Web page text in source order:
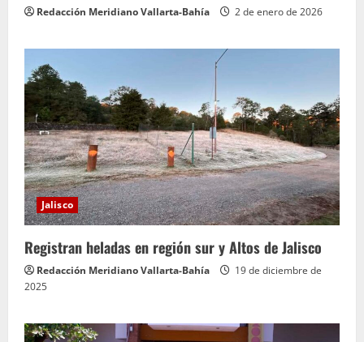
Redacción Meridiano Vallarta-Bahía 2 de enero de 2026
Jalisco
Registran heladas en región sur y Altos de Jalisco
Redacción Meridiano Vallarta-Bahía
19 de diciembre de
2025